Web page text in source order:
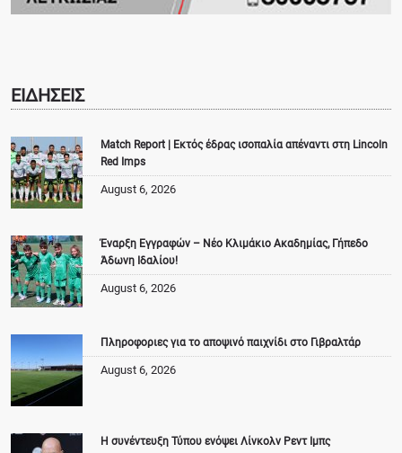
ΕΙΔΗΣΕΙΣ
Match Report | Εκτός έδρας ισοπαλία απέναντι στη Lincoln
Red Imps
August 6, 2026
Έναρξη Εγγραφών – Νέο Κλιμάκιο Ακαδημίας, Γήπεδο
Άδωνη Ιδαλίου!
August 6, 2026
Πληροφοριες για το αποψινό παιχνίδι στο Γιβραλτάρ
August 6, 2026
Η συνέντευξη Τύπου ενόψει Λίνκολν Ρεντ Ιμπς